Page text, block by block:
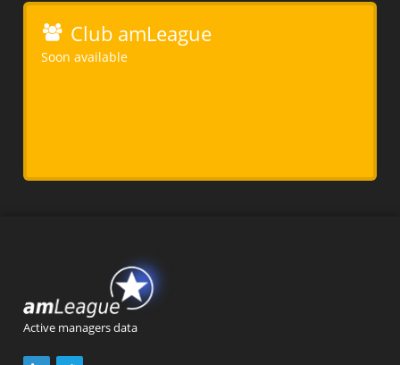
Club amLeague
Soon available
Active managers data